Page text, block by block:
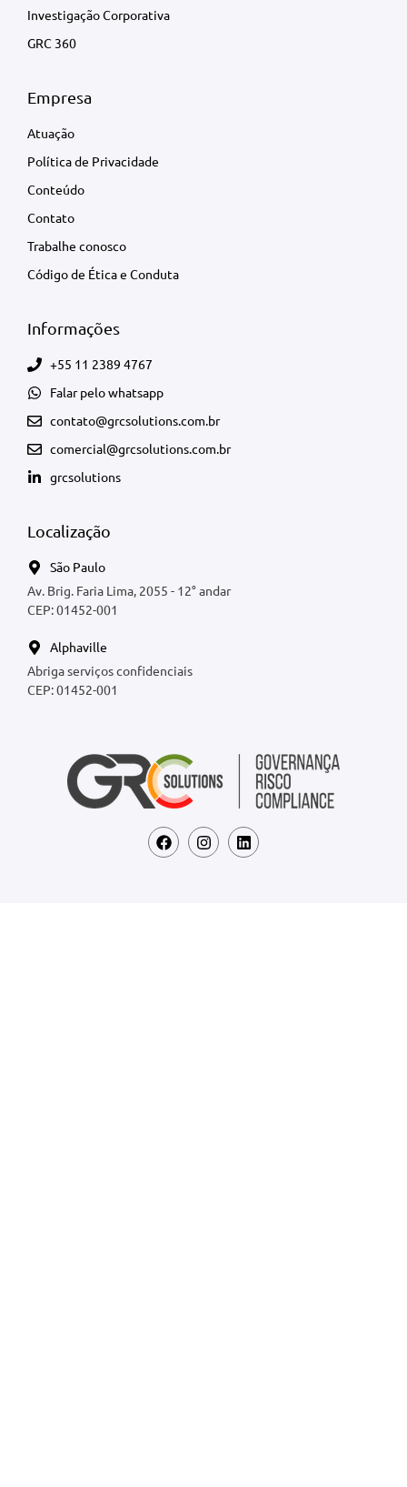
Investigação Corporativa
GRC 360
Empresa
Atuação
Política de Privacidade
Conteúdo
Contato
Trabalhe conosco
Código de Ética e Conduta
Informações
+55 11 2389 4767
Falar pelo whatsapp
contato@grcsolutions.com.br
comercial@grcsolutions.com.br
grcsolutions
Localização
São Paulo
Av. Brig. Faria Lima, 2055 - 12° andar
CEP: 01452-001
Alphaville
Abriga serviços confidenciais
CEP: 01452-001